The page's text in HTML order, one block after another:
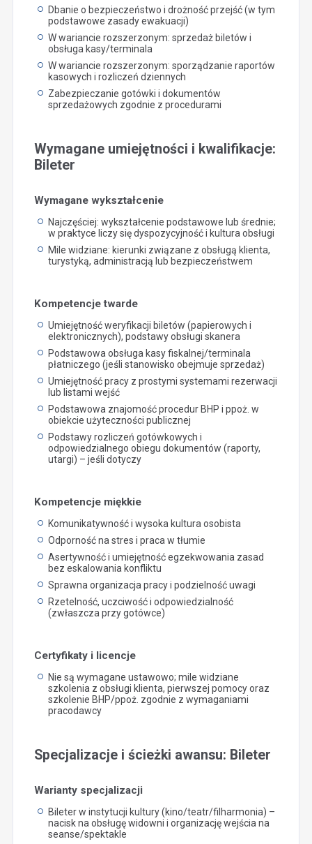
Dbanie o bezpieczeństwo i drożność przejść (w tym
podstawowe zasady ewakuacji)
W wariancie rozszerzonym: sprzedaż biletów i
obsługa kasy/terminala
W wariancie rozszerzonym: sporządzanie raportów
kasowych i rozliczeń dziennych
Zabezpieczanie gotówki i dokumentów
sprzedażowych zgodnie z procedurami
Wymagane umiejętności i kwalifikacje:
Bileter
Wymagane wykształcenie
Najczęściej: wykształcenie podstawowe lub średnie;
w praktyce liczy się dyspozycyjność i kultura obsługi
Mile widziane: kierunki związane z obsługą klienta,
turystyką, administracją lub bezpieczeństwem
Kompetencje twarde
Umiejętność weryfikacji biletów (papierowych i
elektronicznych), podstawy obsługi skanera
Podstawowa obsługa kasy fiskalnej/terminala
płatniczego (jeśli stanowisko obejmuje sprzedaż)
Umiejętność pracy z prostymi systemami rezerwacji
lub listami wejść
Podstawowa znajomość procedur BHP i ppoż. w
obiekcie użyteczności publicznej
Podstawy rozliczeń gotówkowych i
odpowiedzialnego obiegu dokumentów (raporty,
utargi) – jeśli dotyczy
Kompetencje miękkie
Komunikatywność i wysoka kultura osobista
Odporność na stres i praca w tłumie
Asertywność i umiejętność egzekwowania zasad
bez eskalowania konfliktu
Sprawna organizacja pracy i podzielność uwagi
Rzetelność, uczciwość i odpowiedzialność
(zwłaszcza przy gotówce)
Certyfikaty i licencje
Nie są wymagane ustawowo; mile widziane
szkolenia z obsługi klienta, pierwszej pomocy oraz
szkolenie BHP/ppoż. zgodnie z wymaganiami
pracodawcy
Specjalizacje i ścieżki awansu: Bileter
Warianty specjalizacji
Bileter w instytucji kultury (kino/teatr/filharmonia) –
nacisk na obsługę widowni i organizację wejścia na
seanse/spektakle